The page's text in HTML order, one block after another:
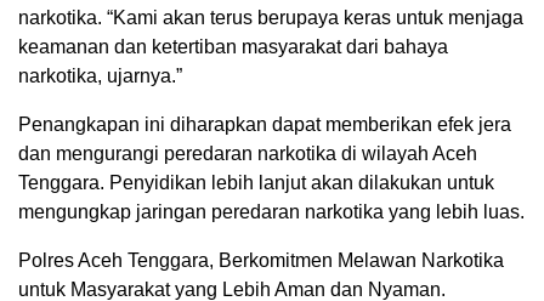
narkotika. “Kami akan terus berupaya keras untuk menjaga
keamanan dan ketertiban masyarakat dari bahaya
narkotika, ujarnya.”
Penangkapan ini diharapkan dapat memberikan efek jera
dan mengurangi peredaran narkotika di wilayah Aceh
Tenggara. Penyidikan lebih lanjut akan dilakukan untuk
mengungkap jaringan peredaran narkotika yang lebih luas.
Polres Aceh Tenggara, Berkomitmen Melawan Narkotika
untuk Masyarakat yang Lebih Aman dan Nyaman.